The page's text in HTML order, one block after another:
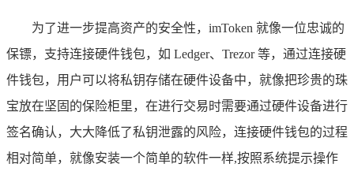
为了进一步提高资产的安全性，imToken 就像一位忠诚的
保镖，支持连接硬件钱包，如 Ledger、Trezor 等，通过连接硬
件钱包，用户可以将私钥存储在硬件设备中，就像把珍贵的珠
宝放在坚固的保险柜里，在进行交易时需要通过硬件设备进行
签名确认，大大降低了私钥泄露的风险，连接硬件钱包的过程
相对简单，就像安装一个简单的软件一样,按照系统提示操作